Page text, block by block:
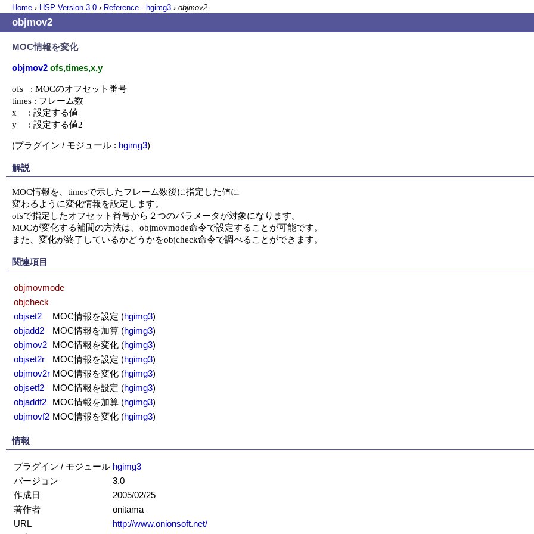
Home › HSP Version 3.0 › Reference - hgimg3 › objmov2
objmov2
MOC情報を変化
objmov2 ofs,times,x,y
ofs   : MOCのオフセット番号
times : フレーム数
x     : 設定する値
y     : 設定する値2
(プラグイン / モジュール : hgimg3)
解説
MOC情報を、timesで示したフレーム数後に指定した値に
変わるように変化情報を設定します。
ofsで指定したオフセット番号から２つのパラメータが対象になります。
MOCが変化する補間の方法は、objmovmode命令で設定することが可能です。
また、変化が終了しているかどうかをobjcheck命令で調べることができます。
関連項目
objmovmode
objcheck
objset2
MOC情報を設定 (hgimg3)
objadd2
MOC情報を加算 (hgimg3)
objmov2 MOC情報を変化 (hgimg3)
objset2r
MOC情報を設定 (hgimg3)
objmov2r MOC情報を変化 (hgimg3)
objsetf2
MOC情報を設定 (hgimg3)
objaddf2
MOC情報を加算 (hgimg3)
objmovf2 MOC情報を変化 (hgimg3)
情報
プラグイン / モジュール hgimg3
バージョン
3.0
作成日
2005/02/25
著作者
onitama
URL
http://www.onionsoft.net/